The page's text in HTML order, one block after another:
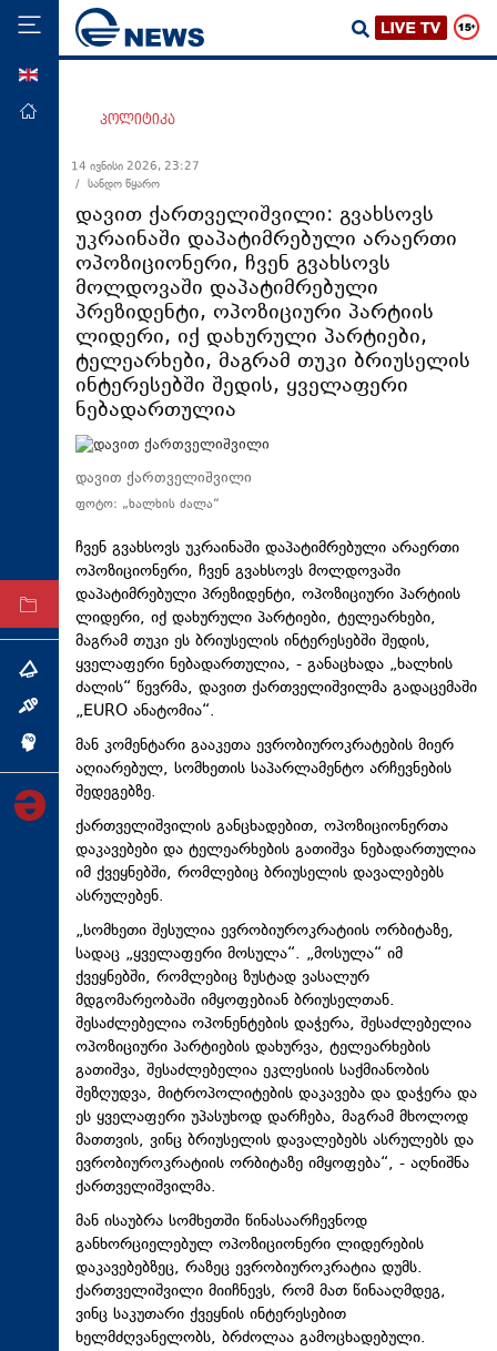
მთავარი
ეკონომიკა
მსოფლიო
ჯანდაცვა
საზოგადოება
სამართალი
თავდაცვა
რეგიონი
კულტურა
სპორტი
ტაბლოიდი
არქივი
თემა
ინტერვიუ
ინქვიზიცია
პოლიტიკა
14 ივნისი 2026, 23:27
/ სანდო წყარო
დავით ქართველიშვილი: გვახსოვს
უკრაინაში დაპატიმრებული არაერთი
ოპოზიციონერი, ჩვენ გვახსოვს
მოლდოვაში დაპატიმრებული
პრეზიდენტი, ოპოზიციური პარტიის
ლიდერი, იქ დახურული პარტიები,
ტელეარხები, მაგრამ თუკი ბრიუსელის
ინტერესებში შედის, ყველაფერი
ნებადართულია
დავით ქართველიშვილი
ფოტო: „ხალხის ძალა“
ჩვენ გვახსოვს უკრაინაში დაპატიმრებული არაერთი
ოპოზიციონერი, ჩვენ გვახსოვს მოლდოვაში
დაპატიმრებული პრეზიდენტი, ოპოზიციური პარტიის
ლიდერი, იქ დახურული პარტიები, ტელეარხები,
მაგრამ თუკი ეს ბრიუსელის ინტერესებში შედის,
ყველაფერი ნებადართულია, - განაცხადა „ხალხის
ძალის“ წევრმა, დავით ქართველიშვილმა გადაცემაში
„EURO ანატომია“.
მან კომენტარი გააკეთა ევრობიუროკრატების მიერ
აღიარებულ, სომხეთის საპარლამენტო არჩევნების
შედეგებზე.
ქართველიშვილის განცხადებით, ოპოზიციონერთა
დაკავებები და ტელეარხების გათიშვა ნებადართულია
იმ ქვეყნებში, რომლებიც ბრიუსელის დავალებებს
ასრულებენ.
„სომხეთი შესულია ევრობიუროკრატიის ორბიტაზე,
სადაც „ყველაფერი მოსულა“. „მოსულა“ იმ
ქვეყნებში, რომლებიც ზუსტად ვასალურ
მდგომარეობაში იმყოფებიან ბრიუსელთან.
შესაძლებელია ოპონენტების დაჭერა, შესაძლებელია
ოპოზიციური პარტიების დახურვა, ტელეარხების
გათიშვა, შესაძლებელია ეკლესიის საქმიანობის
შეზღუდვა, მიტროპოლიტების დაკავება და დაჭერა და
ეს ყველაფერი უპასუხოდ დარჩება, მაგრამ მხოლოდ
მათთვის, ვინც ბრიუსელის დავალებებს ასრულებს და
ევრობიუროკრატიის ორბიტაზე იმყოფება“, - აღნიშნა
ქართველიშვილმა.
მან ისაუბრა სომხეთში წინასაარჩევნოდ
განხორციელებულ ოპოზიციონერი ლიდერების
დაკავებებზეც, რაზეც ევრობიუროკრატია დუმს.
ქართველიშვილი მიიჩნევს, რომ მათ წინააღმდეგ,
ვინც საკუთარი ქვეყნის ინტერესებით
ხელმძღვანელობს, ბრძოლაა გამოცხადებული.